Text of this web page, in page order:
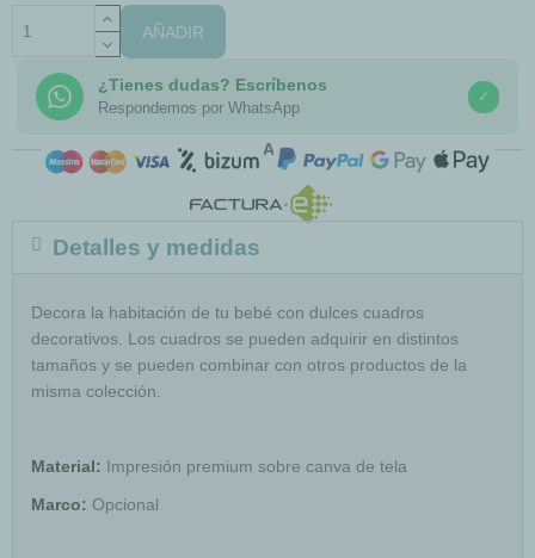
AÑADIR
¿Tienes dudas? Escríbenos
Respondemos por WhatsApp
✓
COMPRA SEGURA
Detalles y medidas
Decora la habitación de tu bebé con dulces cuadros
decorativos. Los cuadros se pueden adquirir en distintos
tamaños y se pueden combinar con otros productos de la
misma colección.
Material: Impresión premium sobre canva de tela
Marco: Opcional